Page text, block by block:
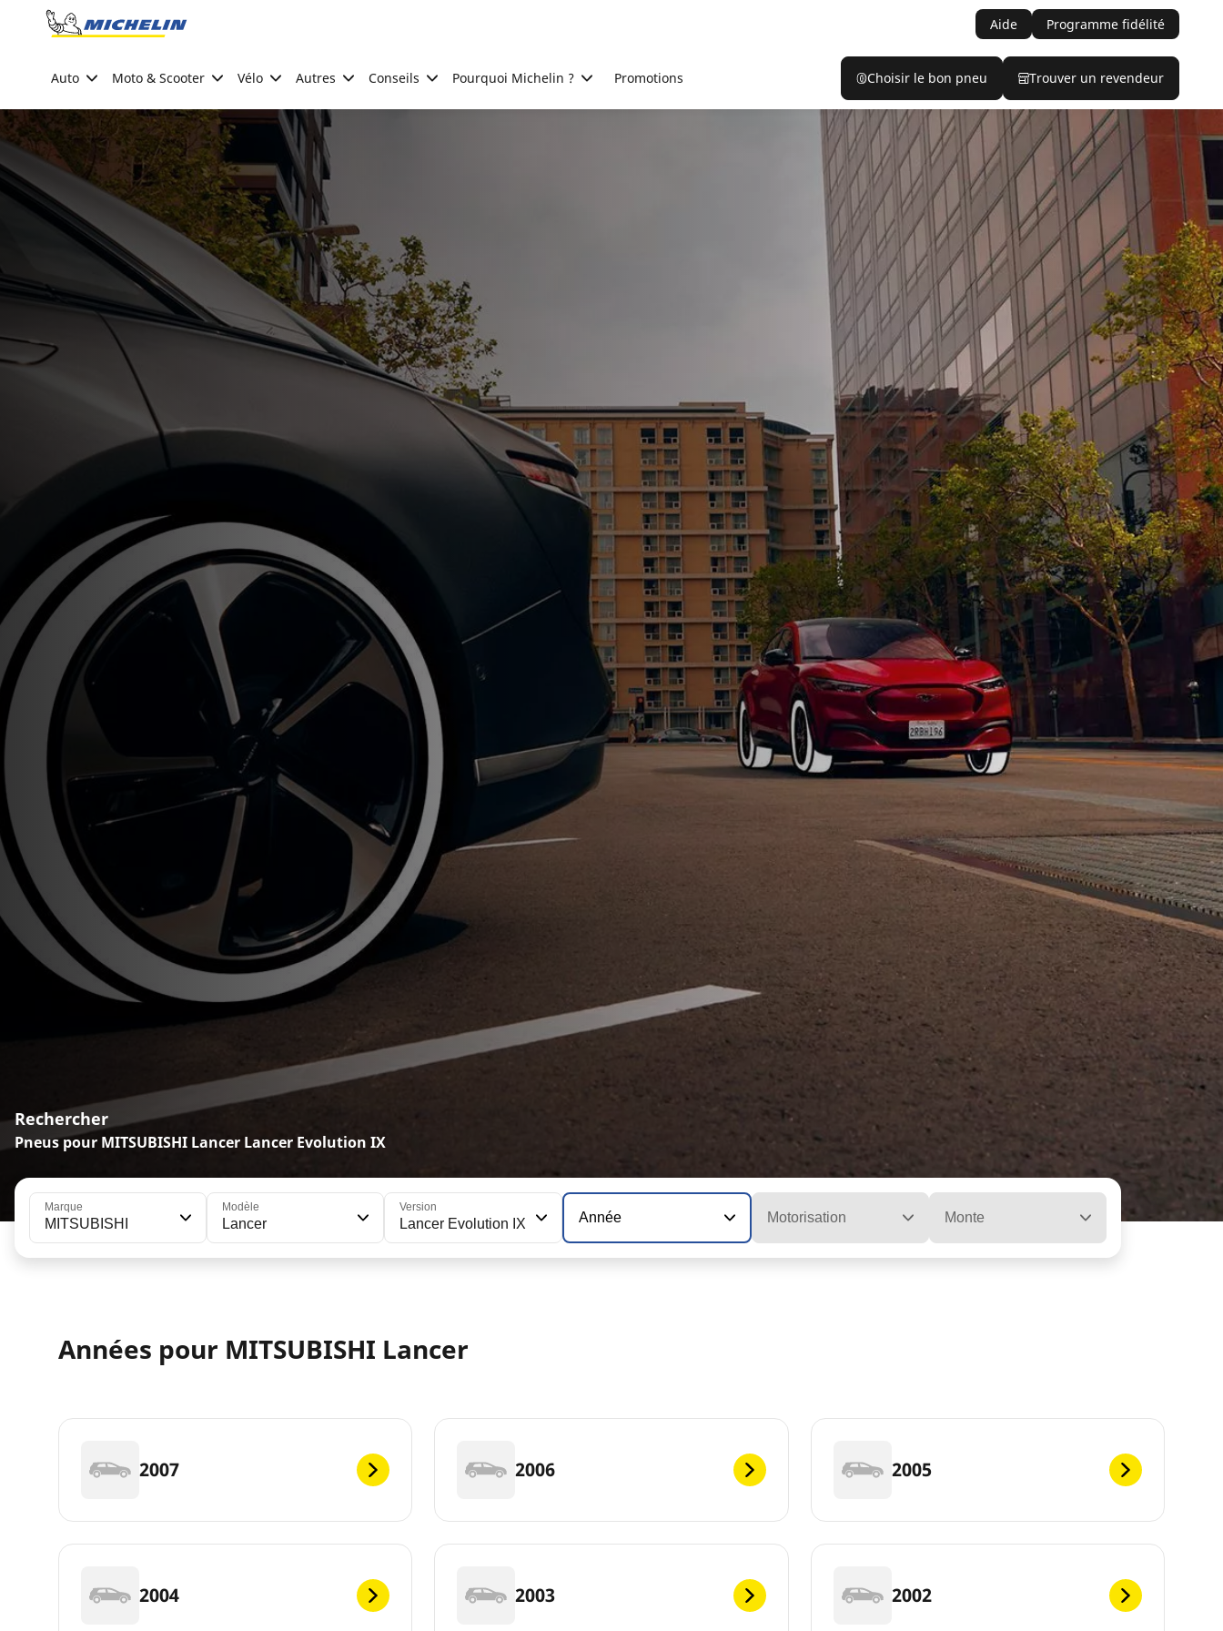
Go to page content
Aide Programme fidélité
Auto Moto & Scooter Vélo Autres Conseils Pourquoi Michelin ? Promotions Choisir le bon pneu Trouver un revendeur
Rechercher
Pneus pour MITSUBISHI Lancer Lancer Evolution IX
Marque
MITSUBISHI
Modèle
Lancer
Version
Lancer Evolution IX Année Motorisation Monte
Années pour MITSUBISHI Lancer
2007 2006 2005
2004 2003 2002